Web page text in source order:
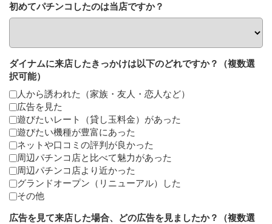
初めてパチンコしたのは当店ですか？
ダイナムに来店したきっかけは以下のどれですか？（複数選
択可能）
人から誘われた（家族・友人・恋人など）
広告を見た
遊びたいレート（貸し玉料金）があった
遊びたい機種が豊富にあった
ネットや口コミの評判が良かった
周辺パチンコ店と比べて魅力があった
周辺パチンコ店より近かった
グランドオープン（リニューアル）した
その他
広告を見て来店した場合、どの広告を見ましたか？（複数選